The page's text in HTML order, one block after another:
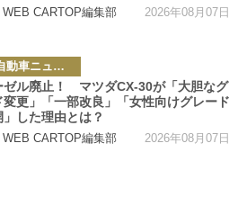
CARTOP編集部 2026年08月07日
最新自動車ニュース
ゼル廃止！ マツダCX-30が「大胆なグ
変更」「一部改良」「女性向けグレード
した理由とは？
CARTOP編集部 2026年08月07日